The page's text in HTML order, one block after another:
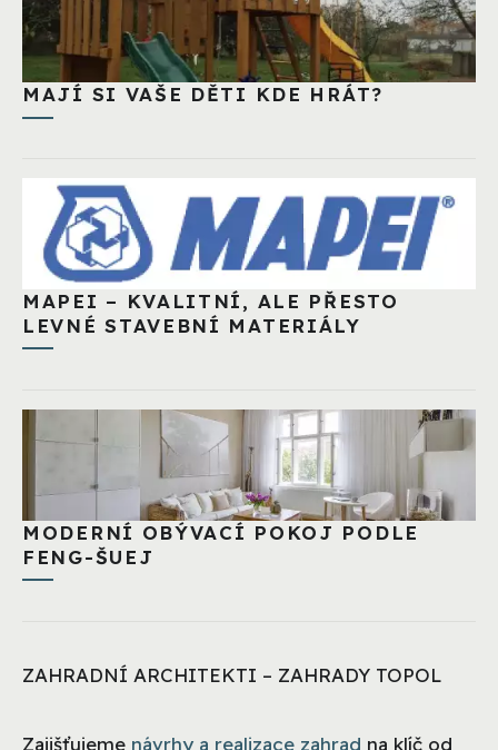
MAJÍ SI VAŠE DĚTI KDE HRÁT?
MAPEI – KVALITNÍ, ALE PŘESTO
LEVNÉ STAVEBNÍ MATERIÁLY
MODERNÍ OBÝVACÍ POKOJ PODLE
FENG-ŠUEJ
ZAHRADNÍ ARCHITEKTI – ZAHRADY TOPOL
Zajišťujeme návrhy a realizace zahrad na klíč od